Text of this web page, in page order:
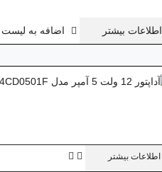
اطلاعات بیشتر اضافه به
اطلاعات بیشتر